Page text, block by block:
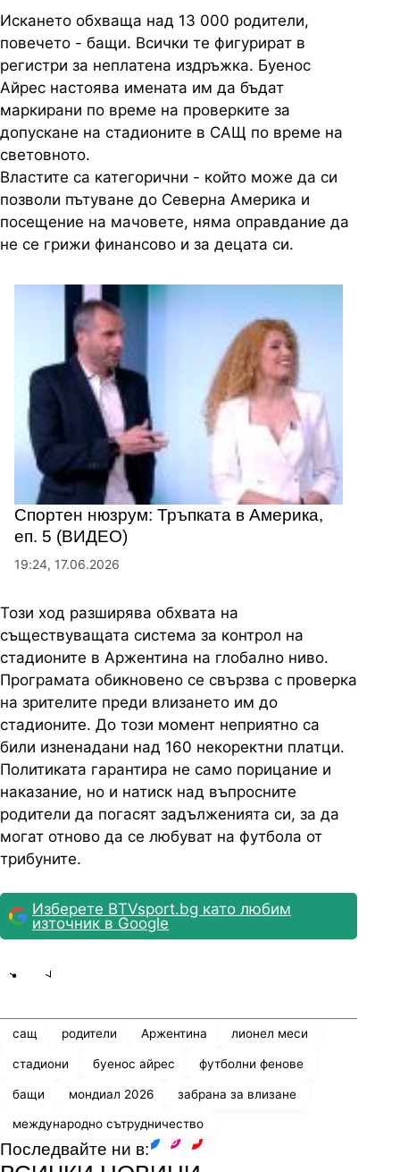
Искането обхваща над 13 000 родители,
повечето - бащи. Всички те фигурират в
регистри за неплатена издръжка. Буенос
Айрес настоява имената им да бъдат
маркирани по време на проверките за
допускане на стадионите в САЩ по време на
световното.
Властите са категорични - който може да си
позволи пътуване до Северна Америка и
посещение на мачовете, няма оправдание да
не се грижи финансово и за децата си.
Спортен нюзрум: Тръпката в Америка,
еп. 5 (ВИДЕО)
19:24, 17.06.2026
Този ход разширява обхвата на
съществуващата система за контрол на
стадионите в Аржентина на глобално ниво.
Програмата обикновено се свързва с проверка
на зрителите преди влизането им до
стадионите. До този момент неприятно са
били изненадани над 160 некоректни платци.
Политиката гарантира не само порицание и
наказание, но и натиск над въпросните
родители да погасят задълженията си, за да
могат отново да се любуват на футбола от
трибуните.
Изберете BTVsport.bg като любим
източник в Google
сащ родители Аржентина лионел меси
стадиони буенос айрес футболни фенове
бащи мондиал 2026 забрана за влизане
международно сътрудничество
Последвайте ни в: